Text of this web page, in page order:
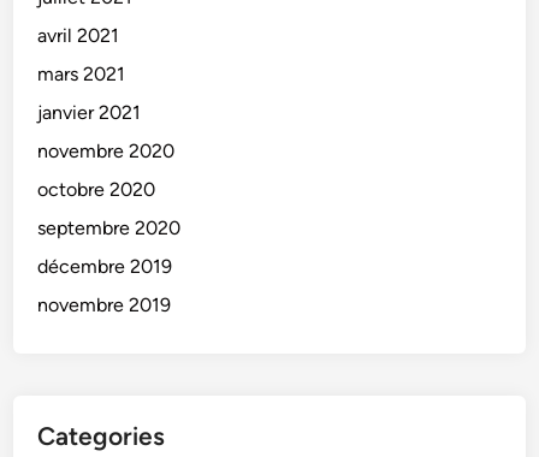
avril 2021
mars 2021
janvier 2021
novembre 2020
octobre 2020
septembre 2020
décembre 2019
novembre 2019
Categories